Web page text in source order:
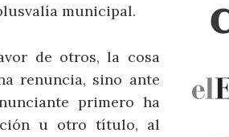
municipal.
de otros, la cosa
renuncia, sino ante
primero ha
u otro título, al